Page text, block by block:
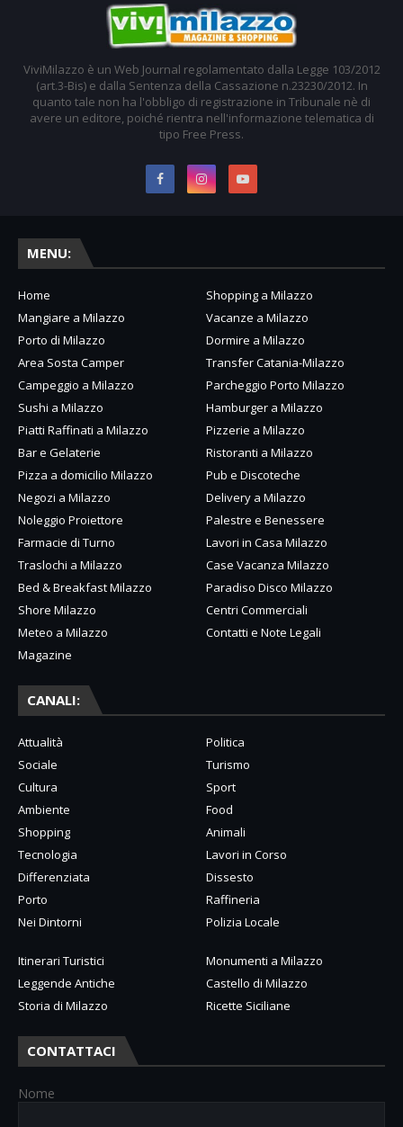
ViviMilazzo è un Web Journal regolamentato dalla Legge 103/2012
(art.3-Bis) e dalla Sentenza della Cassazione n.23230/2012. In
quanto tale non ha l'obbligo di registrazione in Tribunale nè di
avere un editore, poiché rientra nell'informazione telematica di
tipo Free Press.
MENU:
Home
Shopping a Milazzo
Mangiare a Milazzo
Vacanze a Milazzo
Porto di Milazzo
Dormire a Milazzo
Area Sosta Camper
Transfer Catania-Milazzo
Campeggio a Milazzo
Parcheggio Porto Milazzo
Sushi a Milazzo
Hamburger a Milazzo
Piatti Raffinati a Milazzo
Pizzerie a Milazzo
Bar e Gelaterie
Ristoranti a Milazzo
Pizza a domicilio Milazzo
Pub e Discoteche
Negozi a Milazzo
Delivery a Milazzo
Noleggio Proiettore
Palestre e Benessere
Farmacie di Turno
Lavori in Casa Milazzo
Traslochi a Milazzo
Case Vacanza Milazzo
Bed & Breakfast Milazzo
Paradiso Disco Milazzo
Shore Milazzo
Centri Commerciali
Meteo a Milazzo
Contatti e Note Legali
Magazine
CANALI:
Attualità
Politica
Sociale
Turismo
Cultura
Sport
Ambiente
Food
Shopping
Animali
Tecnologia
Lavori in Corso
Differenziata
Dissesto
Porto
Raffineria
Nei Dintorni
Polizia Locale
Itinerari Turistici
Monumenti a Milazzo
Leggende Antiche
Castello di Milazzo
Storia di Milazzo
Ricette Siciliane
CONTATTACI
Nome